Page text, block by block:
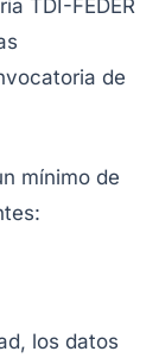
TDI-FEDER
de
mínimo de
los datos